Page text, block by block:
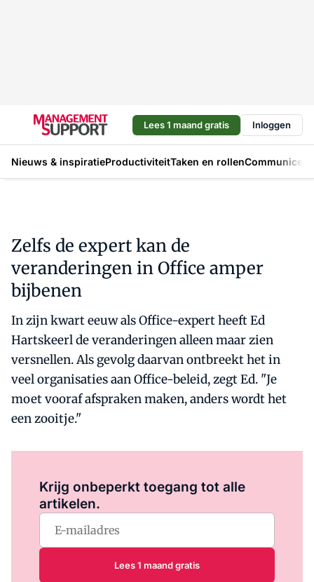
Lees 1 maand gratis Inloggen
Nieuws & inspiratieProductiviteitTaken en rollen
Zelfs de expert kan de
veranderingen in Office amper
bijbenen
In zijn kwart eeuw als Office-expert heeft Ed
Hartskeerl de veranderingen alleen maar zien
versnellen. Als gevolg daarvan ontbreekt het in
veel organisaties aan Office-beleid, zegt Ed. "Je
moet vooraf afspraken maken, anders wordt het
een zooitje."
Krijg onbeperkt toegang tot alle
artikelen.
Lees 1 maand gratis